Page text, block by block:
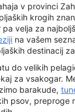
v provinci
krogih
velja za
na vašem
destinacij
do velikih
za vsakogar.
barakude,
psov, preproge